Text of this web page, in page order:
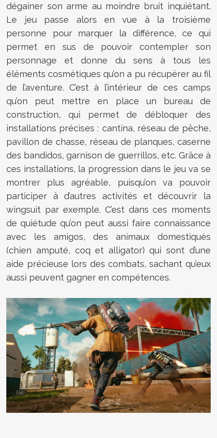
dégainer son arme au moindre bruit inquiétant.
Le jeu passe alors en vue à la troisième
personne pour marquer la différence, ce qui
permet en sus de pouvoir contempler son
personnage et donne du sens à tous les
éléments cosmétiques qu’on a pu récupérer au fil
de l’aventure. C’est à l’intérieur de ces camps
qu’on peut mettre en place un bureau de
construction, qui permet de débloquer des
installations précises : cantina, réseau de pêche,
pavillon de chasse, réseau de planques, caserne
des bandidos, garnison de guerrillos, etc. Grâce à
ces installations, la progression dans le jeu va se
montrer plus agréable, puisqu’on va pouvoir
participer à d’autres activités et découvrir la
wingsuit par exemple. C’est dans ces moments
de quiétude qu’on peut aussi faire connaissance
avec les amigos, des animaux domestiqués
(chien amputé, coq et alligator) qui sont d’une
aide précieuse lors des combats, sachant qu’eux
aussi peuvent gagner en compétences.